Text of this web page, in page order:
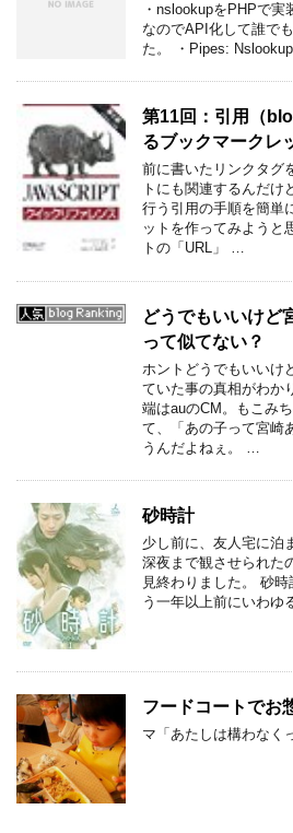
・nslookupをPHPで
なのでAPI化して誰で
た。 ・Pipes:
第11回：引用（
るブックマークレ
前に書いたリンクタグ
トにも関連するんだけ
行う引用の手順を簡単
ットを作ってみようと
トの「URL」 …
どうでもいいけど
って似てない？
ホントどうでもいいけ
ていた事の真相がわか
端はauのCM。もこみ
て、「あの子って宮崎
うんだよねぇ。 …
砂時計
少し前に、友人宅に泊
深夜まで観させられた
見終わりました。 砂
う一年以上前にいわゆ
フードコートでお
マ「あたしは構わなく